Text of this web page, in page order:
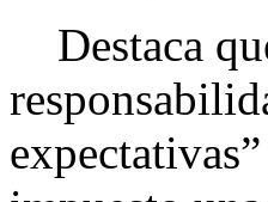
Destaca